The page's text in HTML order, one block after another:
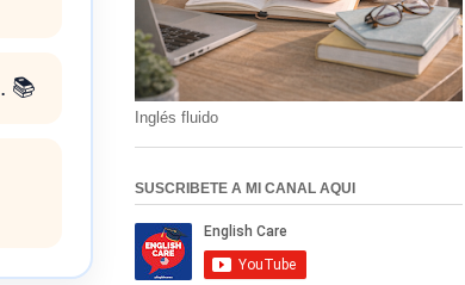
📚
Inglés fluido
SUSCRIBETE A MI CANAL AQUI